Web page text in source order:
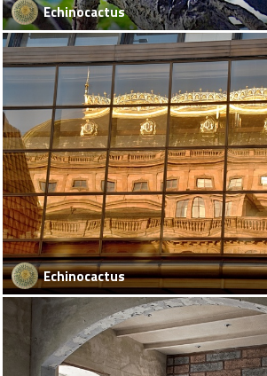
Echinocactus
Echinocactus